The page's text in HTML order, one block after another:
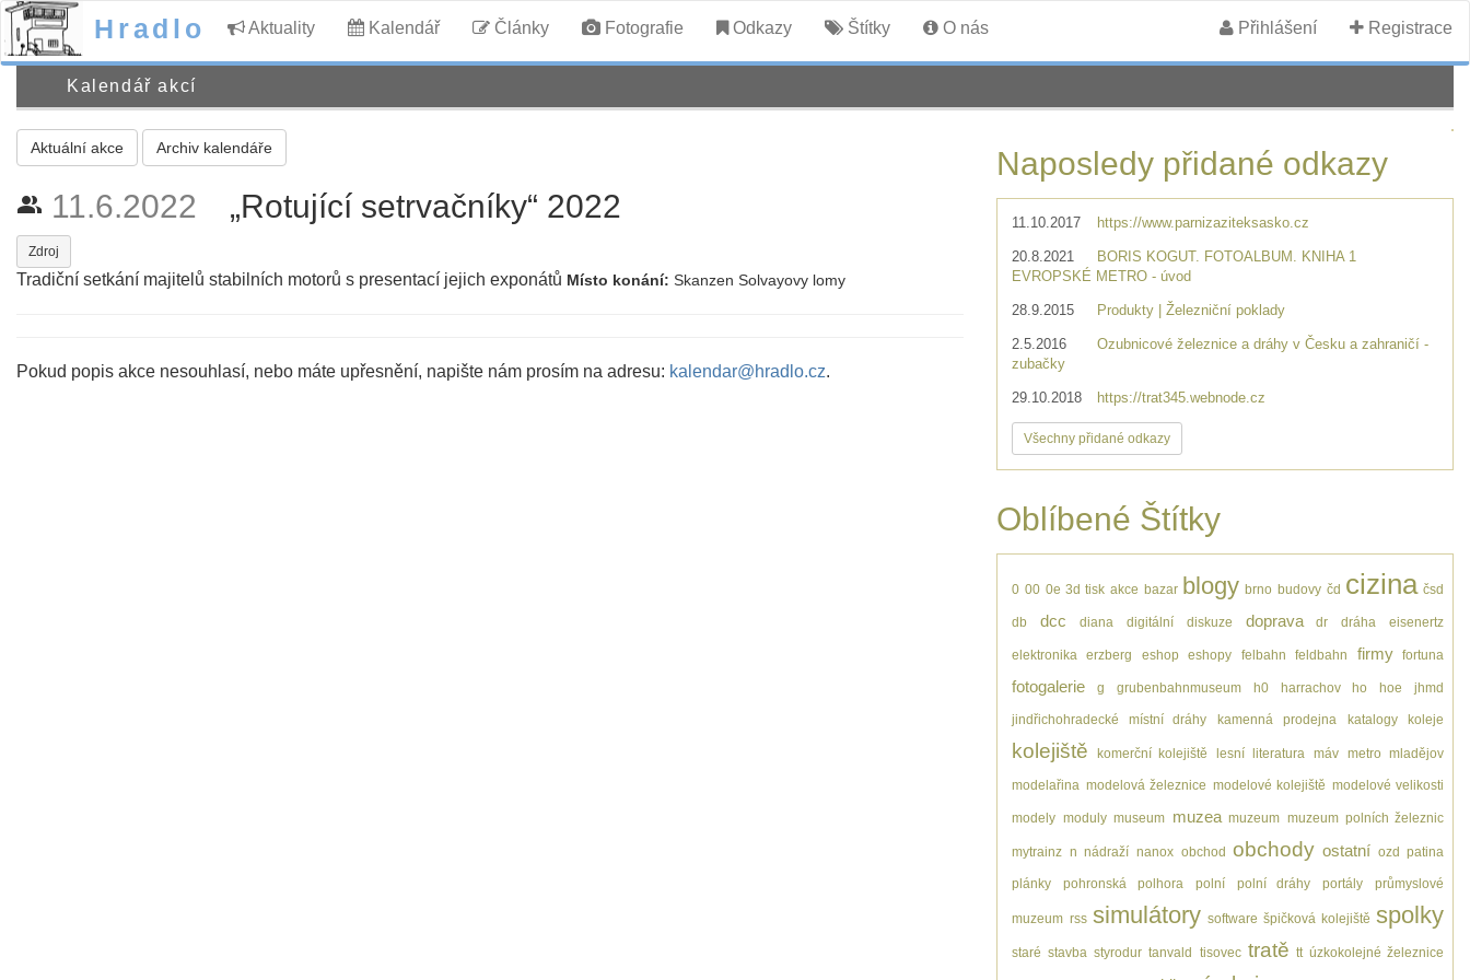
Hradlo Aktuality Kalendář Články Fotografie Odkazy Štítky O nás Přihlášení Registrace
Kalendář akcí
Aktuální akce Archiv kalendáře
people_alt 11.6.2022 „Rotující setrvačníky“ 2022
Zdroj
Tradiční setkání majitelů stabilních motorů s presentací jejich exponátů Místo konání: Skanzen Solvayovy lomy
Pokud popis akce nesouhlasí, nebo máte upřesnění, napište nám prosím na adresu: kalendar@hradlo.cz.
Naposledy přidané odkazy
11.10.2017 https://www.parnizaziteksasko.cz
20.8.2021
BORIS KOGUT. FOTOALBUM. KNIHA 1
EVROPSKÉ METRO - úvod
28.9.2015 Produkty | Železniční poklady
2.5.2016
Ozubnicové železnice a dráhy v Česku a zahraničí -
zubačky
29.10.2018 https://trat345.webnode.cz
Všechny přidané odkazy
Oblíbené Štítky
0 00 0e 3d tisk akce bazar blogy brno budovy čd cizina čsd
db dcc diana digitální diskuze doprava dr dráha eisenertz
elektronika erzberg eshop eshopy felbahn feldbahn firmy fortuna
fotogalerie g grubenbahnmuseum h0 harrachov ho hoe jhmd
jindřichohradecké místní dráhy kamenná prodejna katalogy koleje
kolejiště komerční kolejiště lesní literatura máv metro mladějov
modelařina modelová železnice modelové kolejiště modelové velikosti
modely moduly museum muzea muzeum muzeum polních železnic
mytrainz n nádraží nanox obchod obchody ostatní ozd patina
plánky pohronská polhora polní polní dráhy portály průmyslové
muzeum rss simulátory software špičková kolejiště spolky
staré stavba styrodur tanvald tisovec tratě tt úzkokolejné železnice